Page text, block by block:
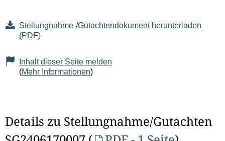
Stellungnahme-/Gutachtendokument herunterladen
(PDF)
Inhalt dieser Seite melden
(Mehr Informationen)
Details zu Stellungnahme/Gutachten